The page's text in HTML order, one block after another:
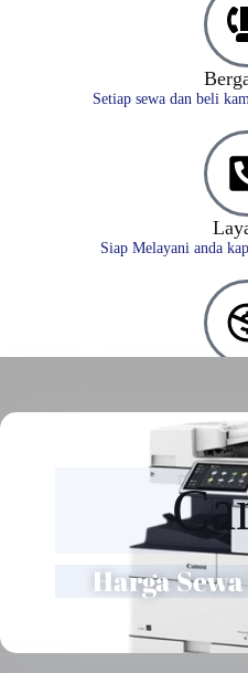
Setiap sewa dan beli
Siap Melayani anda
Harga